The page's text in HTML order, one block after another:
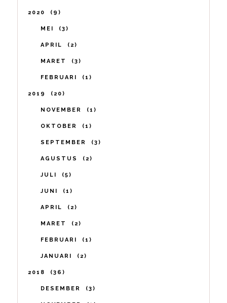
2020 9
MEI 3
APRIL 2
MARET 3
FEBRUARI 1
2019 20
NOVEMBER 1
OKTOBER 1
SEPTEMBER 3
AGUSTUS 2
JULI 5
JUNI 1
APRIL 2
MARET 2
FEBRUARI 1
JANUARI 2
2018 36
DESEMBER 3